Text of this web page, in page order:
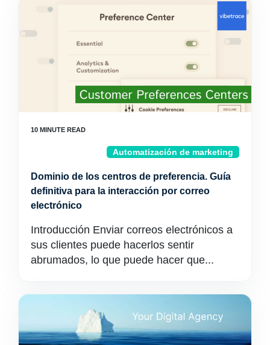
Automatización de marketing
Dominio de los centros de preferencia. Guía
definitiva para la interacción por correo
electrónico
Introducción Enviar correos electrónicos a
sus clientes puede hacerlos sentir
abrumados, lo que puede hacer que...